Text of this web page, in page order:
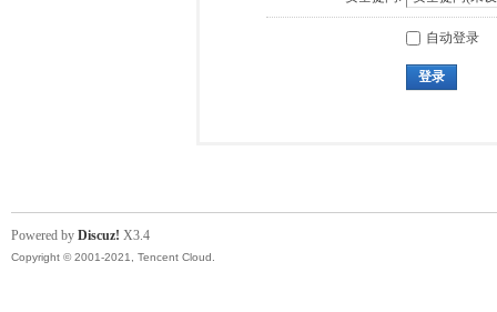
自动登录
登录
Powered by Discuz! X3.4
Copyright © 2001-2021, Tencent Cloud.